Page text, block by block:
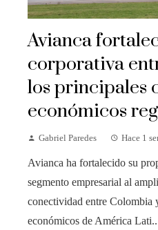
Avianca
corporativa
los principales
económicos
Gabriel Paredes Hace 1
Avianca ha fortalecido su
segmento empresarial al
conectividad entre Colombia
económicos de América